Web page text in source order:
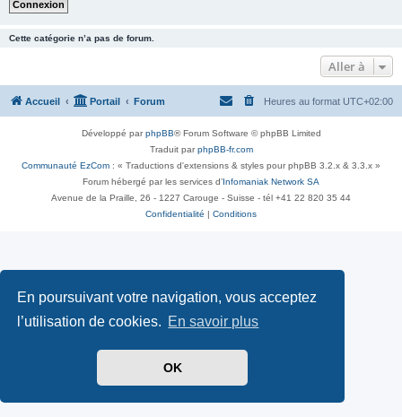
En poursuivant votre navigation, vous acceptez
l’utilisation de cookies. En savoir plus
OK
Cette catégorie n’a pas de forum.
Aller à
Accueil Portail Forum Heures au format UTC+02:00
Développé parphpBB® Forum Software © phpBB Limited
Traduit parphpBB-fr.com
Communauté EzCom : « Traductions d'extensions & styles pour phpBB 3.2.x & 3.3.x »
Forum hébergé par les services d’ Infomaniak Network SA
Avenue de la Praille, 26 - 1227 Carouge - Suisse - tél +41 22 820 35 44
Confidentialité
Conditions